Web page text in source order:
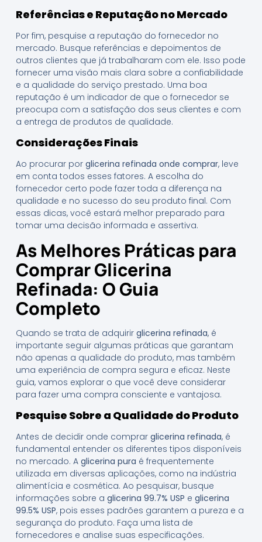
Referências e Reputação no Mercado
Por fim, pesquise a reputação do fornecedor no
mercado. Busque referências e depoimentos de
outros clientes que já trabalharam com ele. Isso pode
fornecer uma visão mais clara sobre a confiabilidade
e a qualidade do serviço prestado. Uma boa
reputação é um indicador de que o fornecedor se
preocupa com a satisfação dos seus clientes e com
a entrega de produtos de qualidade.
Considerações Finais
Ao procurar por glicerina refinada onde comprar, leve
em conta todos esses fatores. A escolha do
fornecedor certo pode fazer toda a diferença na
qualidade e no sucesso do seu produto final. Com
essas dicas, você estará melhor preparado para
tomar uma decisão informada e assertiva.
As Melhores Práticas para
Comprar Glicerina
Refinada: O Guia
Completo
Quando se trata de adquirir glicerina refinada, é
importante seguir algumas práticas que garantam
não apenas a qualidade do produto, mas também
uma experiência de compra segura e eficaz. Neste
guia, vamos explorar o que você deve considerar
para fazer uma compra consciente e vantajosa.
Pesquise Sobre a Qualidade do Produto
Antes de decidir onde comprar glicerina refinada, é
fundamental entender os diferentes tipos disponíveis
no mercado. A glicerina pura é frequentemente
utilizada em diversas aplicações, como na indústria
alimentícia e cosmética. Ao pesquisar, busque
informações sobre a glicerina 99.7% USP e glicerina
99.5% USP, pois esses padrões garantem a pureza e a
segurança do produto. Faça uma lista de
fornecedores e analise suas especificações.